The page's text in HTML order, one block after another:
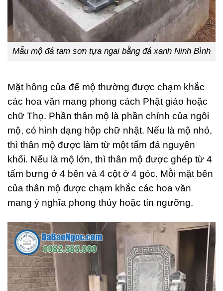
Mẫu mộ đá tam sơn tựa ngai bằng đá xanh Ninh Bình
Mặt hông của đế mộ thường được chạm khắc
các hoa văn mang phong cách Phật giáo hoặc
chữ Thọ. Phần thân mộ là phần chính của ngôi
mộ, có hình dạng hộp chữ nhật. Nếu là mộ nhỏ,
thì thân mộ được làm từ một tấm đá nguyên
khối. Nếu là mộ lớn, thì thân mộ được ghép từ 4
tấm bưng ở 4 bên và 4 cột ở 4 góc. Mỗi mặt bên
của thân mộ được chạm khắc các hoa văn
mang ý nghĩa phong thủy hoặc tín ngưỡng.